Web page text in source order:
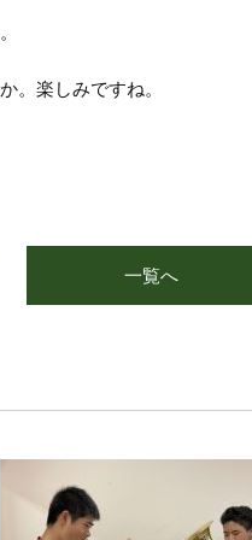
。楽しみですね。
一覧へ